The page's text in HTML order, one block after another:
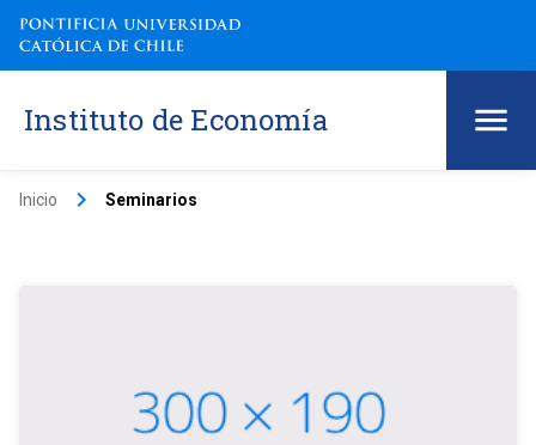
Instituto de Economía
Inicio keyboard_arrow_right Seminarios